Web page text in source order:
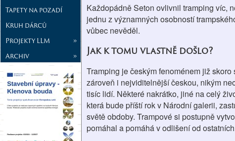
Tapety na pozadí
Kruh dárců
Projekty LLM
»
Archiv
»
Každopádně Seton ovlivnil tramping víc,
jednu z významných osobností
vůbec nevěděl.
Jak k tomu vlastně došlo?
Tramping je českým fenoménem již
zároveň i nejviditelnější českou, nikým
tisíc lidí. Některé nakrátko, jiné na celý
která bude příští rok v Národní galerii,
světě obdoby. Trampové si postupně
pomáhal a pomáhá v odlišení od